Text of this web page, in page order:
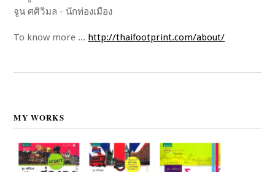
จูน ศศิวิมล - นักท่องเมือง
To know more ... http://thaifootprint.com/about/
MY WORKS